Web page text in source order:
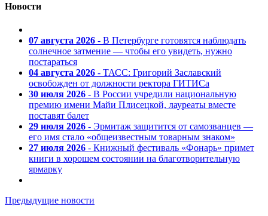
Новости
07 августа 2026 - В Петербурге готовятся наблюдать
солнечное затмение — чтобы его увидеть, нужно
постараться
04 августа 2026 - ТАСС: Григорий Заславский
освобожден от должности ректора ГИТИСа
30 июля 2026 - В России учредили национальную
премию имени Майи Плисецкой, лауреаты вместе
поставят балет
29 июля 2026 - Эрмитаж защитится от самозванцев —
его имя стало «общеизвестным товарным знаком»
27 июля 2026 - Книжный фестиваль «Фонарь» примет
книги в хорошем состоянии на благотворительную
ярмарку
Предыдущие новости